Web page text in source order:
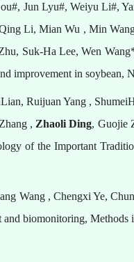
Jun Lyu#, Weiyu Li#,
Li, Mian Wu , Min
Suk-Ha Lee, Wen
improvement in
Ruijuan Yang ,
, Zhaoli Ding, Guojie
of the Important
Wang , Chengxi Ye,
and biomonitoring,